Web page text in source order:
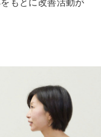
もとに改善活動が